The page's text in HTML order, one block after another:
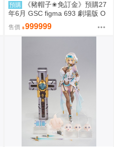
預購
《豬帽子✬免訂金》預購27
年6月 GSC figma 693 劇場版 O
VERLORD 聖王國篇 雅兒貝德 0
913
售價 999999